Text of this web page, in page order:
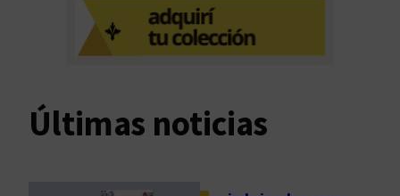
a
y
e
e
Últimas noticias